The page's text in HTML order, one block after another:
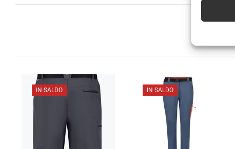
IN SALDO IN SALDO